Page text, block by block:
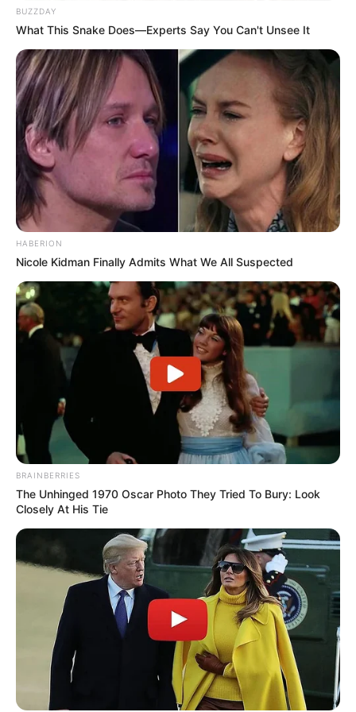
Luvas de vinil
Toalhas de papel
Moldes
Folha de papel vegetal para forrar a mesa
Objetos para decorar o pingente: folhas e
ervas secas, miçangas, fotografias, glitter.
1 palito
Primeiramente você vai fazer a mistura da resina:
Dee-dee
BUZZDAY
What This Snake Does—Experts Say You Can't Unsee It
HABERION
Nicole Kidman Finally Admits What We All Suspected
BRAINBERRIES
The Unhinged 1970 Oscar Photo They Tried To Bury: Look
Closely At His Tie